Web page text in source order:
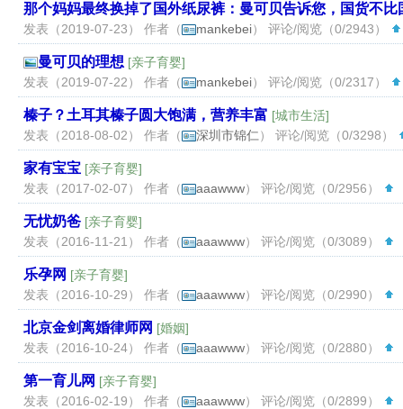
那个妈妈最终换掉了国外纸尿裤：曼可贝告诉您，国货不比
发表（2019-07-23） 作者（ mankebei） 评论/阅览（0/2943）
曼可贝的理想 [亲子育婴]
发表（2019-07-22） 作者（
mankebei） 评论/阅览（0/2317）
榛子？土耳其榛子圆大饱满，营养丰富 [城市生活]
发表（2018-08-02） 作者（
深圳市锦仁） 评论/阅览（0/3298）
家有宝宝 [亲子育婴]
发表（2017-02-07） 作者（
aaawww） 评论/阅览（0/2956）
无忧奶爸 [亲子育婴]
发表（2016-11-21） 作者（
aaawww） 评论/阅览（0/3089）
乐孕网 [亲子育婴]
发表（2016-10-29） 作者（
aaawww） 评论/阅览（0/2990）
北京金剑离婚律师网 [婚姻]
发表（2016-10-24） 作者（
aaawww） 评论/阅览（0/2880）
第一育儿网 [亲子育婴]
发表（2016-02-19） 作者（
aaawww） 评论/阅览（0/2899）